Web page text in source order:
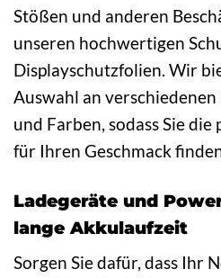
Stößen und anderen
unseren hochwertigen
Displayschutzfolien. Wir
Auswahl an
und Farben, sodass Sie die
für Ihren Geschmack
Ladegeräte und
lange Akkulaufzeit
Sorgen Sie dafür, dass Ihr